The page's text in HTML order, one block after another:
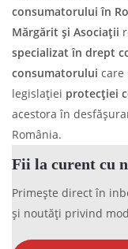
consumatorului în
Mărgărit și Asociații
specializat în drept
consumatorului care
legislației protecției
acestora în
România.
Fii la curent cu
Primește direct în
și noutăți privind